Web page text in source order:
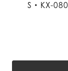
S・KX-080